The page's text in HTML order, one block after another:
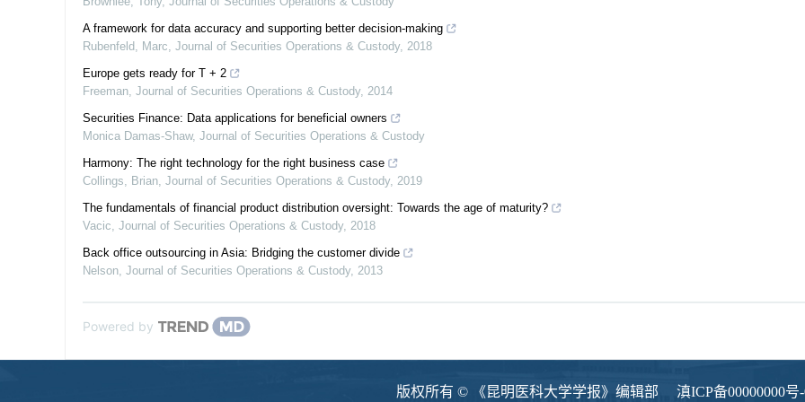
A framework for data accuracy and supporting better decision-making
Rubenfeld, Marc, Journal of Securities Operations & Custody, 2018
Europe gets ready for T + 2
Freeman, Journal of Securities Operations & Custody, 2014
Securities Finance: Data applications for beneficial owners
Monica Damas-Shaw, Journal of Securities Operations & Custody
Harmony: The right technology for the right business case
Collings, Brian, Journal of Securities Operations & Custody, 2019
The fundamentals of financial product distribution oversight: Towards the age of maturity?
Vacic, Journal of Securities Operations & Custody, 2018
Back office outsourcing in Asia: Bridging the customer divide
Nelson, Journal of Securities Operations & Custody, 2013
Powered by
版权所有 © 《昆明医科大学学报》编辑部 滇ICP备00000000号